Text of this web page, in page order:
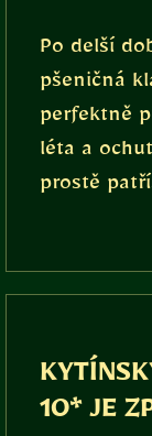
Po delší
pšeničná
perfektně
léta a
prostě
10* JE